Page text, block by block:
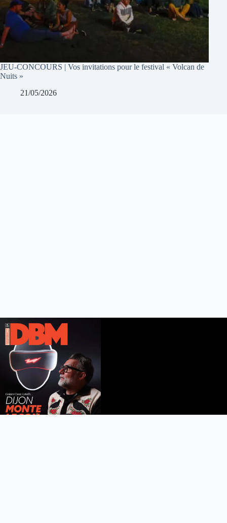
JEU-CONCOURS | Vos invitations pour le festival « Volcan de
Nuits »
21/05/2026